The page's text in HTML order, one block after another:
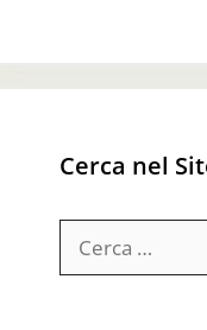
Cerca nel
per: